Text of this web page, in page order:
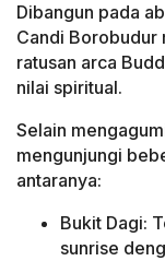
Dibangun pada
Candi Borobudur
ratusan arca
nilai spiritual.
Selain
mengunjungi
antaranya:
Bukit Dagi:
sunrise